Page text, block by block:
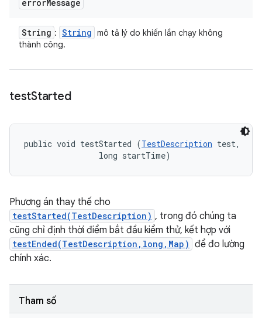
errorMessage
String : String mô tả lý do khiến lần chạy không
thành công.
testStarted
public void testStarted (TestDescription test,
                long startTime)
Phương án thay thế cho
testStarted(TestDescription) , trong đó chúng ta
cũng chỉ định thời điểm bắt đầu kiểm thử, kết hợp với
testEnded(TestDescription,long,Map) để đo lường
chính xác.
Tham số